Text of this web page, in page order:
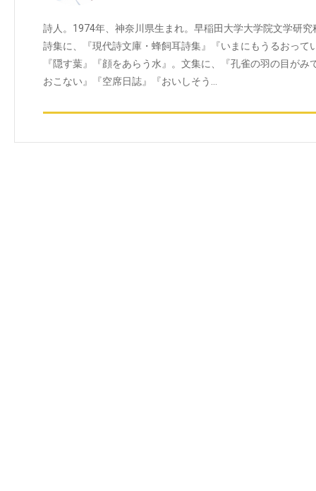
詩人。1974年、神奈川県生まれ。早稲田大学大学院文学研
詩集に、『現代詩文庫・蜂飼耳詩集』『いまにもうるおって
『隠す葉』『顔をあらう水』。文集に、『孔雀の羽の目が
おこない』『空席日誌』『おいしそう…